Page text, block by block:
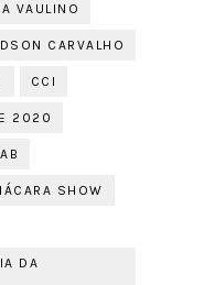
VAULINO
CARVALHO
CCI
2020
SHOW
DA